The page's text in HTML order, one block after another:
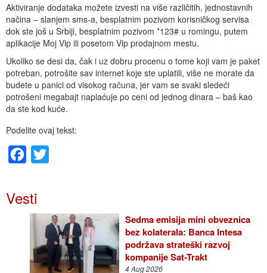
Aktiviranje dodataka možete izvesti na više različitih, jednostavnih
načina – slanjem sms-a, besplatnim pozivom korisničkog servisa
dok ste još u Srbiji, besplatnim pozivom *123# u romingu, putem
aplikacije Moj Vip ili posetom Vip prodajnom mestu.
Ukoliko se desi da, čak i uz dobru procenu o tome koji vam je paket
potreban, potrošite sav internet koje ste uplatili, više ne morate da
budete u panici od visokog računa, jer vam se svaki sledeći
potrošeni megabajt naplaćuje po ceni od jednog dinara – baš kao
da ste kod kuće.
Podelite ovaj tekst:
Facebook
Vesti
Sedma emisija mini obveznica
bez kolaterala: Banca Intesa
podržava strateški razvoj
kompanije Sat-Trakt
4 Aug 2026